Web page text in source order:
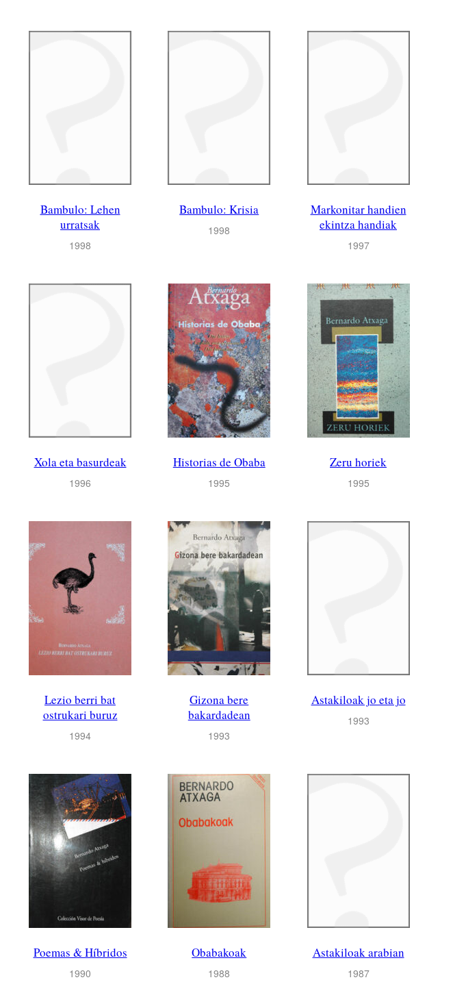
Bambulo: Lehen
urratsak
1998
Bambulo: Krisia
1998
Markonitar handien
ekintza handiak
1997
Xola eta basurdeak
1996
Historias de Obaba
1995
Zeru horiek
1995
Lezio berri bat
ostrukari buruz
1994
Gizona bere
bakardadean
1993
Astakiloak jo eta jo
1993
Poemas & Híbridos
1990
Obabakoak
1988
Astakiloak arabian
1987